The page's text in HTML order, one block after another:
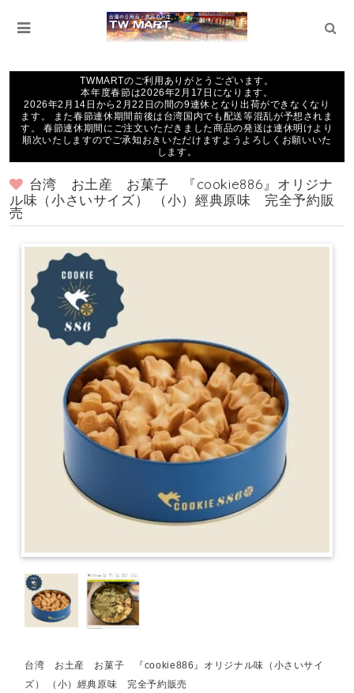
TWMARTのご利用ありがとうございます。
本年度春節は2026年2月17日になります。
2026年2月14日から2月22日の間の9連休となり出荷ができなくなり
ます。 また春節連休期間前後は台湾国内でも配送等混乱が予想されま
す。 春節連休期間にご注文いただきました商品の発送は連休明けより
順次いたしますのでご承知おきいただけますようよろしくお願いいた
します。
台湾 お土産 お菓子 『cookie886』オリジナ
ル味（小さいサイズ） （小）經典原味 完全予約販
売
台湾 お土産 お菓子 『cookie886』オリジナル味（小さいサイ
ズ） （小）經典原味 完全予約販売